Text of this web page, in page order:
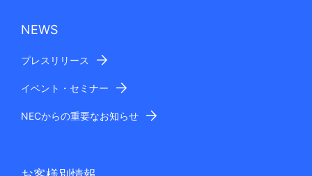
NEWS
プレスリリース
イベント・セミナー
NECからの重要なお知らせ